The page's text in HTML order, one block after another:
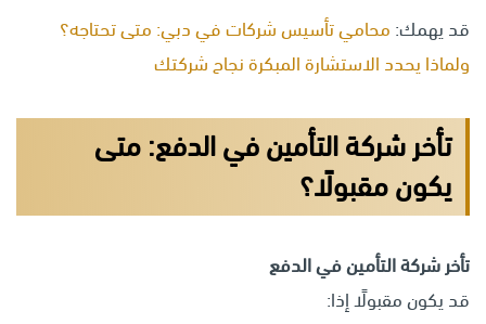
قد يهمك: محامي تأسيس شركات في دبي: متى تحتاجه؟
ولماذا يحدد الاستشارة المبكرة نجاح شركتك
تأخر شركة التأمين في الدفع: متى
يكون مقبولًا؟
تأخر شركة التأمين في الدفع
قد يكون مقبولًا إذا: